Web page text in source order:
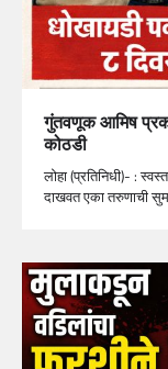
गुंतवणूक आमिष
कोठडी
लोहा (प्रतिनिधी)- :
दाखवत एका तरुणाची